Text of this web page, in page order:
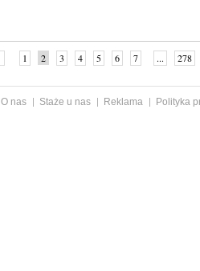
1 2 3 4 5 6 7 ... 278
O nas Staże u nas Reklama
Polityka